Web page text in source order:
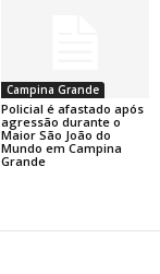
Campina Grande
Policial é afastado após
agressão durante o
Maior São João do
Mundo em Campina
Grande